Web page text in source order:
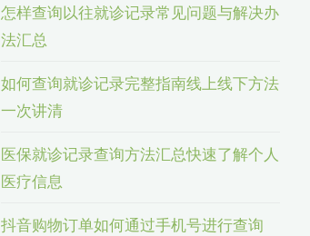
怎样查询以往就诊记录常见问题与解决办
法汇总
如何查询就诊记录完整指南线上线下方法
一次讲清
医保就诊记录查询方法汇总快速了解个人
医疗信息
抖音购物订单如何通过手机号进行查询